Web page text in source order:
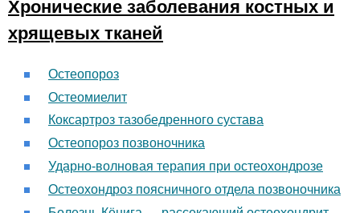
Хронические заболевания костных и
хрящевых тканей
Остеопороз
Остеомиелит
Коксартроз тазобедренного сустава
Остеопороз позвоночника
Ударно-волновая терапия при остеохондрозе
Остеохондроз поясничного отдела позвоночника